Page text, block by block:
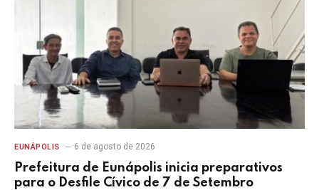
EUNÁPOLIS 6 de agosto de 2026
Prefeitura de Eunápolis inicia preparativos
para o Desfile Cívico de 7 de Setembro